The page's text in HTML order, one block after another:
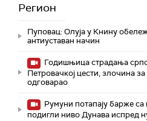
Регион
Пуповац: Олуја у Книну
антиуставан начин
Годишњица страдања
Петровачкој цести, злочина за
одговарао
Румуни потапају барже
подигли ниво Дунава испред